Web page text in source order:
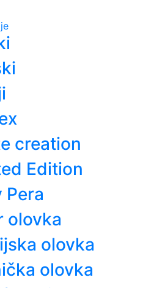
creation
Edition
Pera
olovka
olovka
olovka